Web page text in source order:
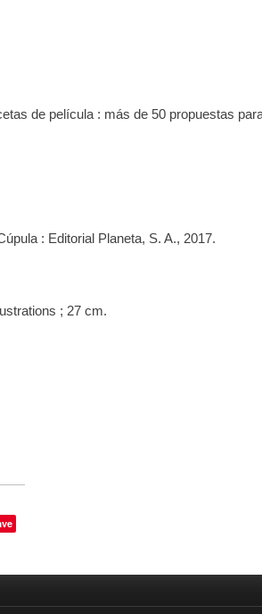
de película : más de 50 propuestas
: Editorial Planeta, S. A., 2017.
; 27 cm.